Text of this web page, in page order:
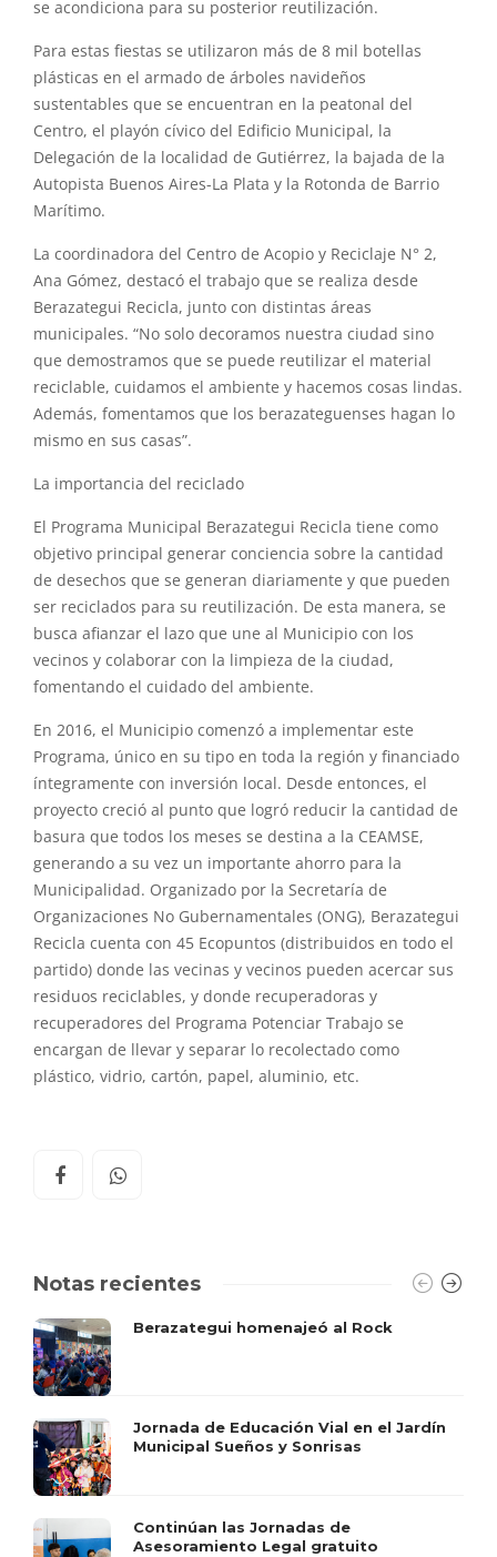
se acondiciona para su posterior reutilización.
Para estas fiestas se utilizaron más de 8 mil botellas
plásticas en el armado de árboles navideños
sustentables que se encuentran en la peatonal del
Centro, el playón cívico del Edificio Municipal, la
Delegación de la localidad de Gutiérrez, la bajada de la
Autopista Buenos Aires-La Plata y la Rotonda de Barrio
Marítimo.
La coordinadora del Centro de Acopio y Reciclaje N° 2,
Ana Gómez, destacó el trabajo que se realiza desde
Berazategui Recicla, junto con distintas áreas
municipales. “No solo decoramos nuestra ciudad sino
que demostramos que se puede reutilizar el material
reciclable, cuidamos el ambiente y hacemos cosas lindas.
Además, fomentamos que los berazateguenses hagan lo
mismo en sus casas”.
La importancia del reciclado
El Programa Municipal Berazategui Recicla tiene como
objetivo principal generar conciencia sobre la cantidad
de desechos que se generan diariamente y que pueden
ser reciclados para su reutilización. De esta manera, se
busca afianzar el lazo que une al Municipio con los
vecinos y colaborar con la limpieza de la ciudad,
fomentando el cuidado del ambiente.
En 2016, el Municipio comenzó a implementar este
Programa, único en su tipo en toda la región y financiado
íntegramente con inversión local. Desde entonces, el
proyecto creció al punto que logró reducir la cantidad de
basura que todos los meses se destina a la CEAMSE,
generando a su vez un importante ahorro para la
Municipalidad. Organizado por la Secretaría de
Organizaciones No Gubernamentales (ONG), Berazategui
Recicla cuenta con 45 Ecopuntos (distribuidos en todo el
partido) donde las vecinas y vecinos pueden acercar sus
residuos reciclables, y donde recuperadoras y
recuperadores del Programa Potenciar Trabajo se
encargan de llevar y separar lo recolectado como
plástico, vidrio, cartón, papel, aluminio, etc.
Notas recientes
Berazategui homenajeó al Rock
Jornada de Educación Vial en el Jardín
Municipal Sueños y Sonrisas
Continúan las Jornadas de
Asesoramiento Legal gratuito